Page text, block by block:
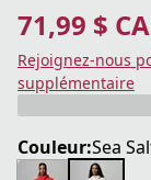
71,99 $
prix actuel
prix original
Enregistrer 40
Rejoignez-nous
supplémentaire
Couleur:Sea